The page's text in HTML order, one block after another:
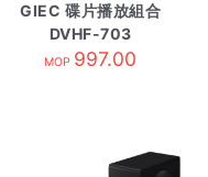
GIEC 碟片播放組合
DVHF-703
MOP 997.00